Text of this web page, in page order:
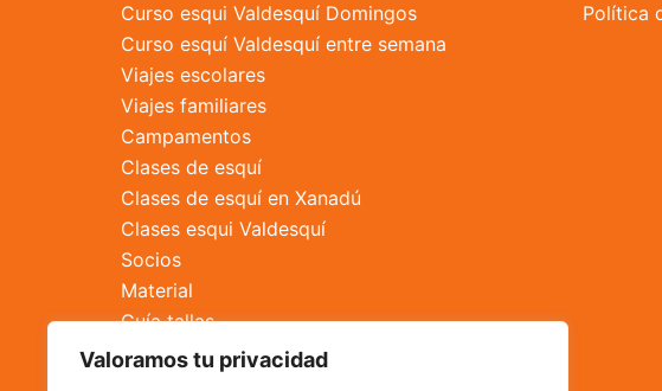
Valoramos tu privacidad
Curso esqui Valdesquí Domingos
Curso esquí Valdesquí entre semana
Viajes escolares
Viajes familiares
Campamentos
Clases de esquí
Clases de esquí en Xanadú
Clases esqui Valdesquí
Socios
Material
Guía tallas
Reparación de esquís
Política